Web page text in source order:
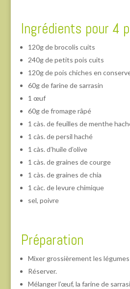
Ingrédients pour 4
120g de brocolis cuits
240g de petits pois cuits
120g de pois chiches en
60g de farine de sarrasin
1 œuf
60g de fromage râpé
1 càs. de feuilles de menthe
1 càs. de persil haché
1 càs. d’huile d’olive
1 càs. de graines de courge
1 càs. de graines de chia
1 càc. de levure chimique
sel, poivre
Préparation
Mixer grossièrement les
Réserver.
Mélanger l’œuf, la farine de